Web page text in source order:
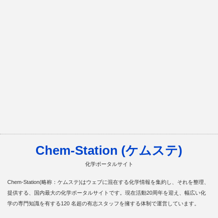
Chem-Station (ケムステ)
化学ポータルサイト
Chem-Station(略称：ケムステ)はウェブに混在する化学情報を集約し、それを整理、
提供する、国内最大の化学ポータルサイトです。現在活動20周年を迎え、幅広い化
学の専門知識を有する120 名超の有志スタッフを擁する体制で運営しています。